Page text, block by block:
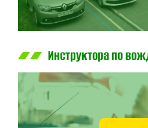
Инструктора по